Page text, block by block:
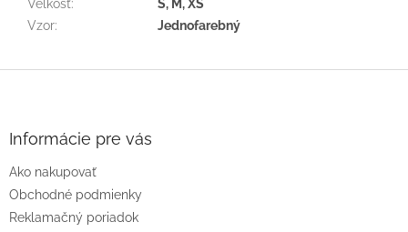
Veľkosť:
S, M, XS
Vzor: Jednofarebný
e
Informácie pre vás
Ako nakupovať
Obchodné podmienky
Reklamačný poriadok